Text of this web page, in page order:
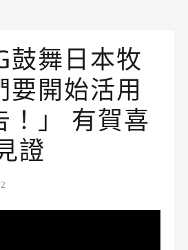
鼓舞日本牧
要開始活用
！」 有賀喜
證